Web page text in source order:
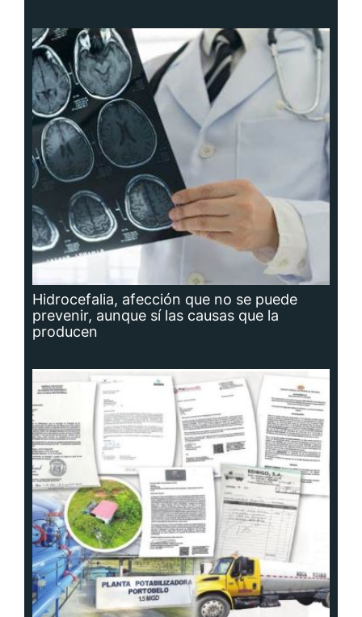
Hidrocefalia, afección que no se puede
prevenir, aunque sí las causas que la
producen